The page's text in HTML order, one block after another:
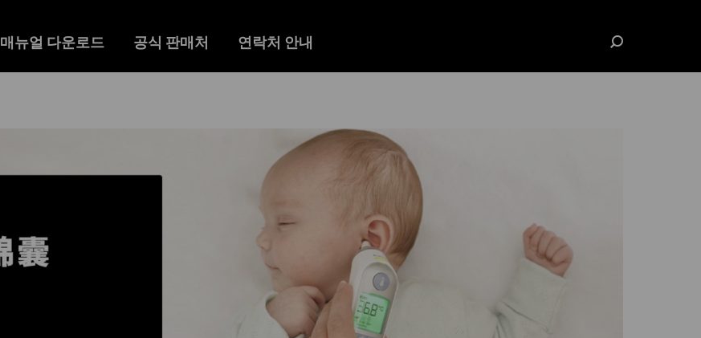
매뉴얼 다운로드 공식 판매처 연락처 안내 Search: